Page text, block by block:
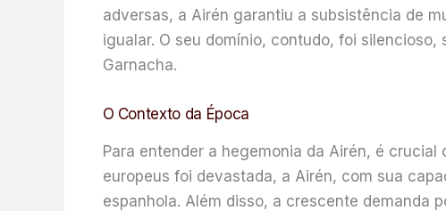
adversas, a Airén garantiu a subsistência de
igualar. O seu domínio, contudo, foi
Garnacha.
O Contexto da Época
Para entender a hegemonia da Airén, é
europeus foi devastada, a Airén, com sua
espanhola. Além disso, a crescente demanda